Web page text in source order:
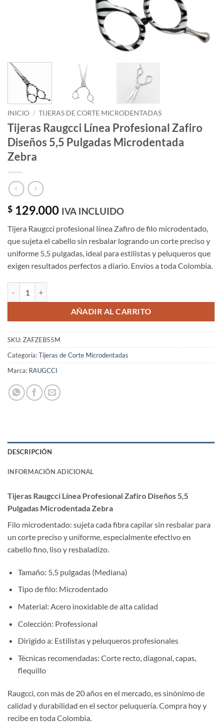
INICIO / TIJERAS DE CORTE MICRODENTADAS
Tijeras Raugcci Línea Profesional Zafiro
Diseños 5,5 Pulgadas Microdentada
Zebra
$ 129.000 IVA INCLUIDO
Tijera Raugcci profesional línea Zafiro de filo microdentado,
que sujeta el cabello sin resbalar logrando un corte preciso y
uniforme 5,5 pulgadas, ideal para estilistas y peluqueros que
exigen resultados perfectos a diario. Envíos a toda Colombia.
AÑADIR AL CARRITO
SKU:ZAFZEB55M
Categoría:Tijeras de Corte Microdentadas
Marca: RAUGCCI
DESCRIPCIÓN
INFORMACIÓN ADICIONAL
Tijeras Raugcci Línea Profesional Zafiro Diseños 5,5
Pulgadas Microdentada Zebra
Filo microdentado: sujeta cada fibra capilar sin resbalar para
un corte preciso y uniforme, especialmente efectivo en
cabello fino, liso y resbaladizo.
Tamaño: 5,5 pulgadas (Mediana)
Tipo de filo: Microdentado
Material: Acero inoxidable de alta calidad
Colección: Professional
Dirigido a: Estilistas y peluqueros profesionales
Técnicas recomendadas: Corte recto, diagonal, capas,
flequillo
Raugcci, con más de 20 años en el mercado, es sinónimo de
calidad y durabilidad en el sector peluquería. Compra hoy y
recibe en toda Colombia.